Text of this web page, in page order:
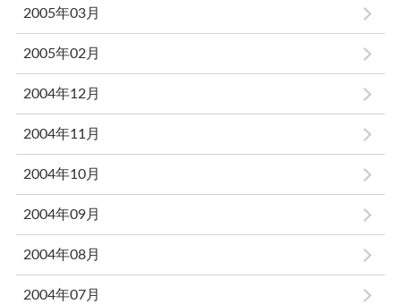
2005年03月
2005年02月
2004年12月
2004年11月
2004年10月
2004年09月
2004年08月
2004年07月